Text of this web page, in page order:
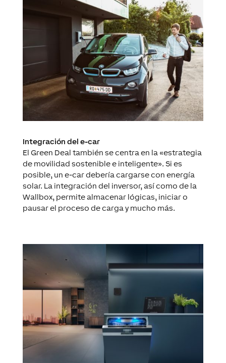
Integración del e-car
El Green Deal también se centra en la «estrategia
de movilidad sostenible e inteligente». Si es
posible, un e-car debería cargarse con energía
solar. La integración del inversor, así como de la
Wallbox, permite almacenar lógicas, iniciar o
pausar el proceso de carga y mucho más.